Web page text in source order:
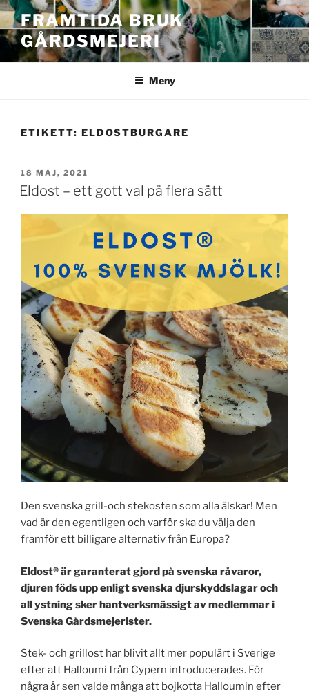
Hoppa
till
innehåll
FRAMTIDA BRUK
GÅRDSMEJERI
Meny
ETIKETT: ELDOSTBURGARE
PUBLICERAT
18 MAJ, 2021
Eldost – ett gott val på flera sätt
Den svenska grill-och stekosten som alla älskar! Men
vad är den egentligen och varför ska du välja den
framför ett billigare alternativ från Europa?
Eldost®️ är garanterat gjord på svenska råvaror,
djuren föds upp enligt svenska djurskyddslagar och
all ystning sker hantverksmässigt av medlemmar i
Svenska Gårdsmejerister.
Stek- och grillost har blivit allt mer populärt i Sverige
efter att Halloumi från Cypern introducerades. För
några år sen valde många att bojkotta Halloumin efter